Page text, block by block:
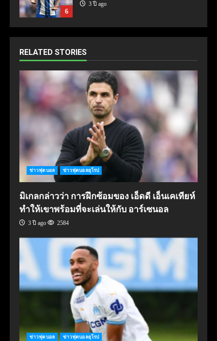
6
3 ปี ago
RELATED STORIES
ข่าวฟุตบอล ข่าวฟุตบอลยุโรป
มิเกลกล่าวว่า การฝึกซ้อมของ เอ็ดดี เอ็นเคเทียห์
ทำให้เขาพร้อมที่จะเล่นให้กับ อาร์เซนอล
3 ปี ago 2584
ข่าวฟุตบอล ข่าวฟุตบอลยุโรป